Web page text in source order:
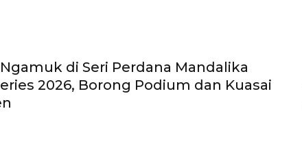
di Seri Perdana Mandalika
2026, Borong Podium dan Kuasai